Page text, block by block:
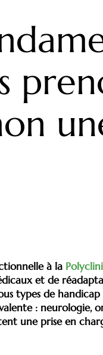
à la
et de
types de handicap
:
une prise en